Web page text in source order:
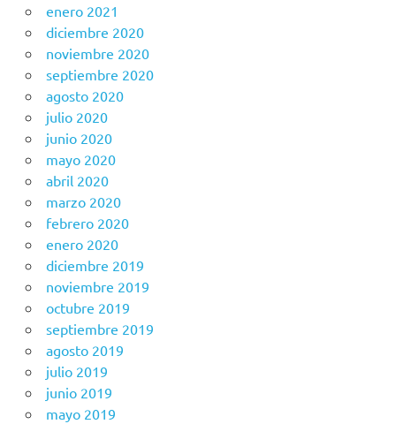
enero 2021
diciembre 2020
noviembre 2020
septiembre 2020
agosto 2020
julio 2020
junio 2020
mayo 2020
abril 2020
marzo 2020
febrero 2020
enero 2020
diciembre 2019
noviembre 2019
octubre 2019
septiembre 2019
agosto 2019
julio 2019
junio 2019
mayo 2019